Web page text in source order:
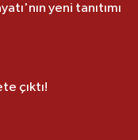
yeni tanıtımı
çıktı!